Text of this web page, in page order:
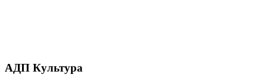
AДП Культура